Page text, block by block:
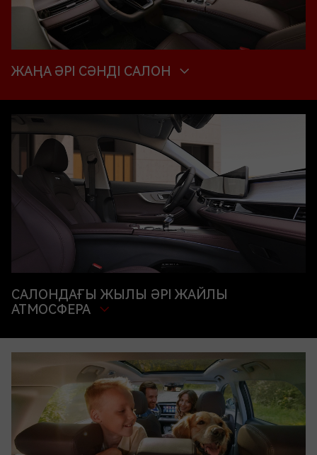
ЖАҢА ӘРІ СӘНДІ САЛОН
САЛОНДАҒЫ ЖЫЛЫ ӘРІ ЖАЙЛЫ
АТМОСФЕРА